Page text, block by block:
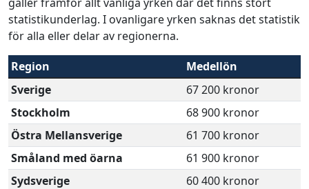
statistikunderlag. I ovanligare yrken saknas det statistik
för alla eller delar av regionerna.
Region
Medellön
Sverige
67 200 kronor
Stockholm
68 900 kronor
Östra Mellansverige
61 700 kronor
Småland med öarna
61 900 kronor
Sydsverige
60 400 kronor